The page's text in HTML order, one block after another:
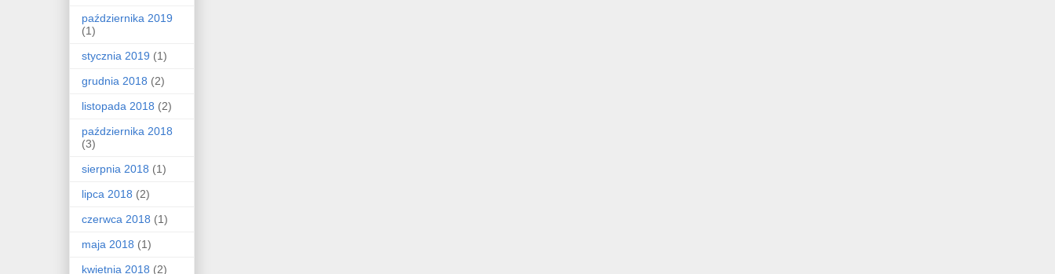
października 2019
(1)
stycznia 2019 (1)
grudnia 2018 (2)
listopada 2018 (2)
października 2018
(3)
sierpnia 2018 (1)
lipca 2018 (2)
czerwca 2018 (1)
maja 2018 (1)
kwietnia 2018 (2)